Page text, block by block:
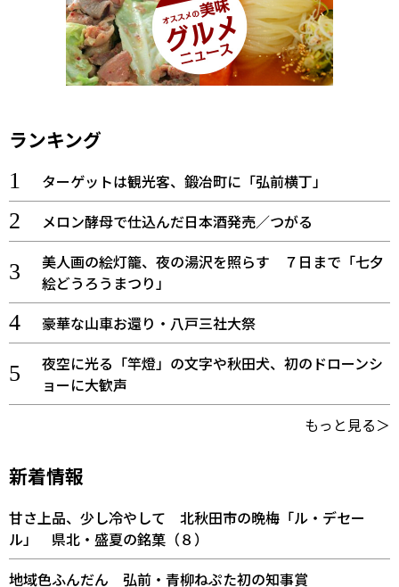
ランキング
ターゲットは観光客、鍛冶町に「弘前横丁」
メロン酵母で仕込んだ日本酒発売／つがる
美人画の絵灯籠、夜の湯沢を照らす ７日まで「七夕
絵どうろうまつり」
豪華な山車お還り・八戸三社大祭
夜空に光る「竿燈」の文字や秋田犬、初のドローンシ
ョーに大歓声
もっと見る＞
新着情報
甘さ上品、少し冷やして 北秋田市の晩梅「ル・デセー
ル」 県北・盛夏の銘菓（８）
地域色ふんだん 弘前・青柳ねぷた初の知事賞